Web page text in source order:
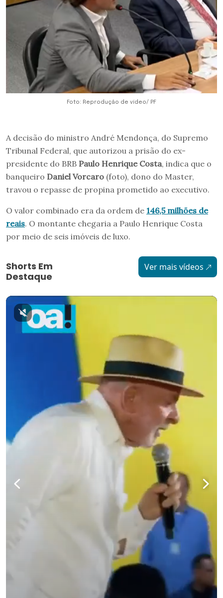
Foto: Reprodução de vídeo/ PF
A decisão do ministro André Mendonça, do Supremo
Tribunal Federal, que autorizou a prisão do ex-
presidente do BRB Paulo Henrique Costa, indica que o
banqueiro Daniel Vorcaro (foto), dono do Master,
travou o repasse de propina prometido ao executivo.
O valor combinado era da ordem de 146,5 milhões de
reais. O montante chegaria a Paulo Henrique Costa
por meio de seis imóveis de luxo.
Shorts Em
Destaque
Ver mais vídeos